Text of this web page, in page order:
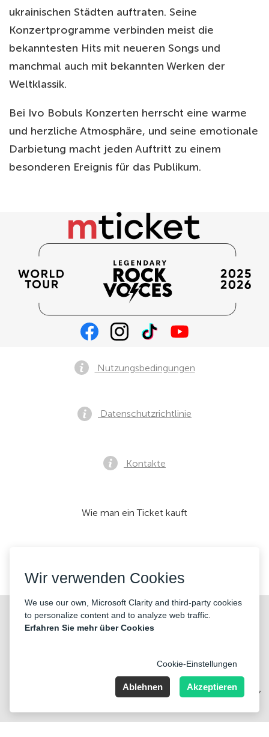
ukrainischen Städten auftraten. Seine
Konzertprogramme verbinden meist die
bekanntesten Hits mit neueren Songs und
manchmal auch mit bekannten Werken der
Weltklassik.
Bei Ivo Bobuls Konzerten herrscht eine warme
und herzliche Atmosphäre, und seine emotionale
Darbietung macht jeden Auftritt zu einem
besonderen Ereignis für das Publikum.
©2026 «KONTRAMARKA OÜ» Alle Rechte vorbehalten
Nutzungsbedingungen
Datenschutzrichtlinie
Kontakte
Wie man ein Ticket kauft
Harju maakond, Tallinn, Kesklinna linnaosa, Pärnu mnt 139b, 11317
Wir verwenden Cookies
We use our own, Microsoft Clarity and third-party cookies
to personalize content and to analyze web traffic.
Erfahren Sie mehr über Cookies
Cookie-Einstellungen
Ablehnen Akzeptieren